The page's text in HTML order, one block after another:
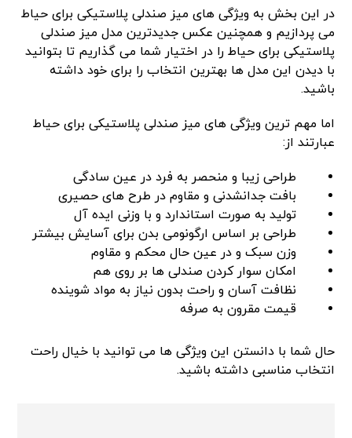
در این بخش به ویژگی های میز صندلی پلاستیکی برای حیاط
می پردازیم و همچنین عکس جدیدترین مدل میز صندلی
پلاستیکی برای حیاط را در اختیار شما می گذاریم تا بتوانید
با دیدن این مدل ها بهترین انتخاب را برای خود داشته
باشید.
اما مهم ترین ویژگی های میز صندلی پلاستیکی برای حیاط
عبارتند از:
طراحی زیبا و منحصر به فرد در عین سادگی
بافت جدانشدنی و مقاوم در طرح های حصیری
تولید به صورت استاندارد و با وزنی ایده آل
طراحی بر اساس ارگونومی بدن برای آسایش بیشتر
وزن سبک و در عین حال محکم و مقاوم
امکان سوار کردن صندلی ها بر روی هم
نظافت آسان و راحت بدون نیاز به مواد شوینده
قیمت مقرون به صرفه
حال شما با دانستن این ویژگی ها می توانید با خیال راحت
انتخاب مناسبی داشته باشید.